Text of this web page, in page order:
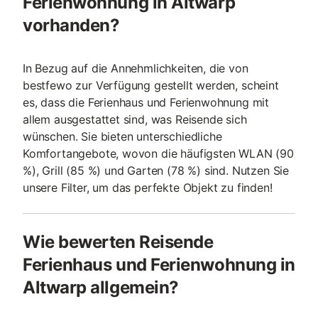
vorhanden?
In Bezug auf die Annehmlichkeiten, die von
bestfewo zur Verfügung gestellt werden, scheint
es, dass die Ferienhaus und Ferienwohnung mit
allem ausgestattet sind, was Reisende sich
wünschen. Sie bieten unterschiedliche
Komfortangebote, wovon die häufigsten WLAN (90
%), Grill (85 %) und Garten (78 %) sind. Nutzen Sie
unsere Filter, um das perfekte Objekt zu finden!
Wie bewerten Reisende
Ferienhaus und Ferienwohnung in
Altwarp allgemein?